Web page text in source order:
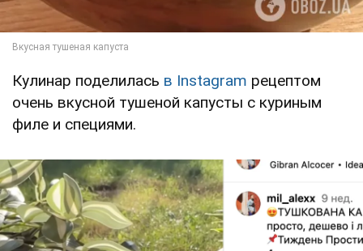
Кулинар поделилась в Instagram рецептом
очень вкусной тушеной капусты с куриным
филе и специями.